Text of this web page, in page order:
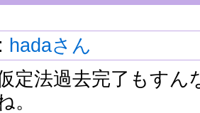
hadaさん
定法過去完了もすん
。